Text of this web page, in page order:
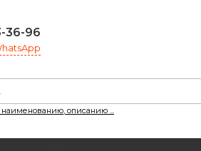
36-96
наименованию, описанию ...